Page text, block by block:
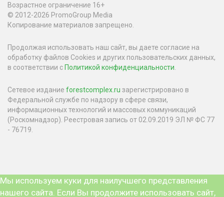
Возрастное ограничение 16+
© 2012-2026 PromoGroup Media
Копирование материалов запрещено.
Продолжая использовать наш сайт, вы даете согласие на
обработку файлов Cookies и других пользовательских данных,
в соответствии с Политикой конфиденциальности
Сетевое издание forestcomplex.ru зарегистрировано в
Федеральной службе по надзору в сфере связи,
информационных технологий и массовых коммуникаций
(Роскомнадзор). Реестровая запись от 02.09.2019 ЭЛ № ФС 77
- 76719.
Мы используем куки для наилучшего представления
нашего сайта. Если Вы продолжите использовать сайт,